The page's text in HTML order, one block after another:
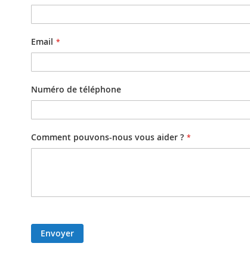
Email
Numéro de téléphone
Comment pouvons-nous vous aider ?
Envoyer